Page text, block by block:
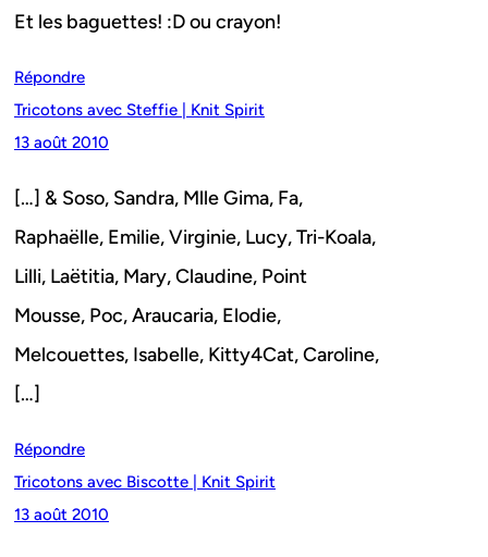
Et les baguettes! :D ou crayon!
Répondre
Tricotons avec Steffie | Knit Spirit
13 août 2010
[…] & Soso, Sandra, Mlle Gima, Fa,
Raphaëlle, Emilie, Virginie, Lucy, Tri-Koala,
Lilli, Laëtitia, Mary, Claudine, Point
Mousse, Poc, Araucaria, Elodie,
Melcouettes, Isabelle, Kitty4Cat, Caroline,
[…]
Répondre
Tricotons avec Biscotte | Knit Spirit
13 août 2010